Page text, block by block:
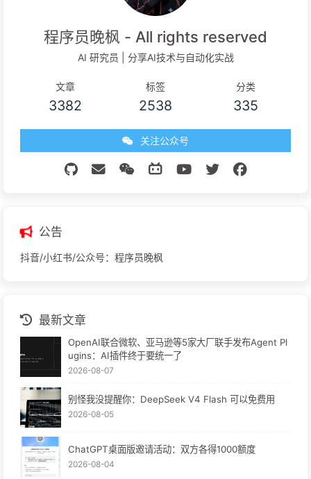
程序员晚枫 - All rights reserved
AI 研究员 | 分享AI技术与自动化实战
文章
3382
标签
2538
分类
335
关注公众号
公告
抖音/小红书/公众号：程序员晚枫
最新文章
OpenAI联合微软、亚马逊等5家大厂联手发布Agent Pl
ugins：AI插件终于要统一了
2026-08-07
别怪我没提醒你：DeepSeek V4 Flash 可以免费用
2026-08-05
ChatGPT桌面版邀请活动：双方各得1000额度
2026-08-04